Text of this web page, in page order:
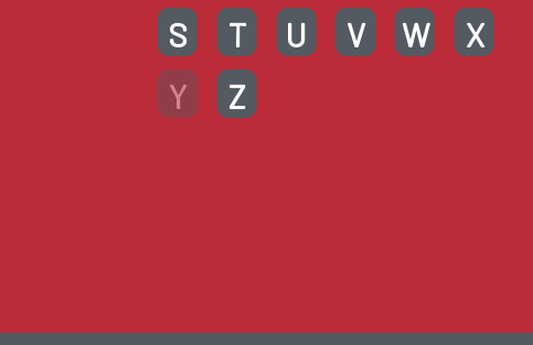
S
T U V W
X
Y
Z